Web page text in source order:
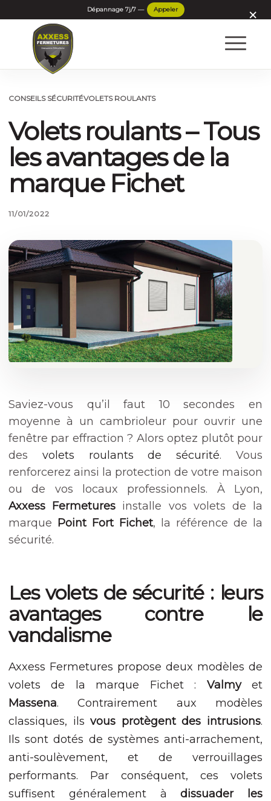
Volets roulants – Tous
les avantages de la
marque Fichet
11/01/2022
CONSEILS SÉCURITÉVOLETS ROULANTS
Saviez-vous qu’il faut 10 secondes en
moyenne à un cambrioleur pour ouvrir une
fenêtre par effraction ? Alors optez plutôt pour
des volets roulants de sécurité. Vous
renforcerez ainsi la protection de votre maison
ou de vos locaux professionnels. À Lyon,
Axxess Fermetures installe vos volets de la
marque Point Fort Fichet, la référence de la
sécurité.
Les volets de sécurité : leurs
avantages contre le
vandalisme
Axxess Fermetures propose deux modèles de
volets de la marque Fichet : Valmyet
Massena. Contrairement aux modèles
classiques, ilsvous protègent des intrusions.
Ils sont dotés de systèmes anti-arrachement,
anti-soulèvement, et de verrouillages
performants. Par conséquent, ces volets
suffisent généralement àdissuader les
×
sont nécessaires
au
fonctionnement
Statistiques
Afin que nous
puissions
améliorer la
et la structure
du site Web,
en fonction
de la façon
dont le site
Web est
utilisé.